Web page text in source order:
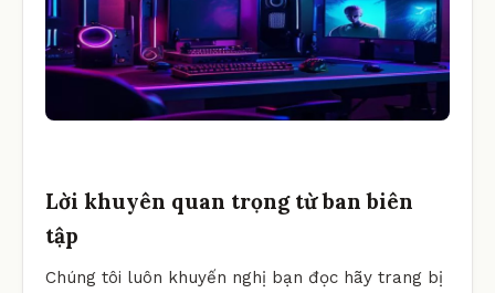
Lời khuyên quan trọng từ ban biên
tập
Chúng tôi luôn khuyến nghị bạn đọc hãy trang bị